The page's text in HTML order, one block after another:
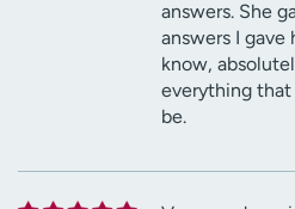
answers. She
answers I gave
know,
everything that
be.